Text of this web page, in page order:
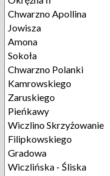
Chwarzno Apollina
Jowisza
Amona
Sokoła
Chwarzno Polanki
Kamrowskiego
Zaruskiego
Pieńkawy
Wiczlino Skrzyżowanie
Filipkowskiego
Gradowa
Wiczlińska - Śliska